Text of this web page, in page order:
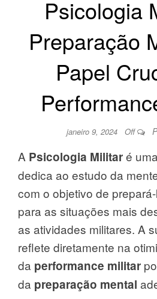
Psicologia
Preparação
Papel
janeiro 9, 2024 Off
A Psicologia Militaré
dedica ao estudo da
com o objetivo de
para as situações mais
as atividades militares. A
reflete diretamente na
da performance militar
da preparação mental